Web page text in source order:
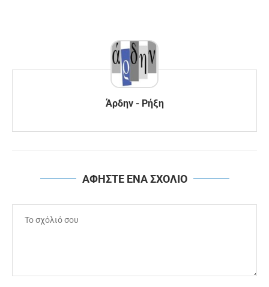
Άρδην - Ρήξη
ΑΦΗΣΤΕ ΕΝΑ ΣΧΟΛΙΟ